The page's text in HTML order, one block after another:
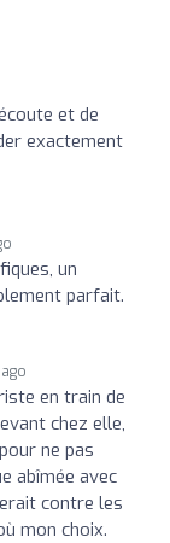
et de
exactement
un
parfait.
en train de
chez elle,
ne pas
abîmée avec
contre les
mon choix.